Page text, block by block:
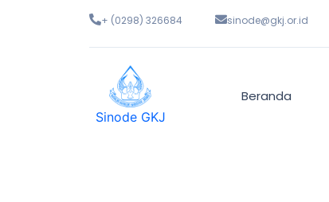
+ (0298) 326684 sinode@gkj.or.id
Sinode GKJ
Beranda